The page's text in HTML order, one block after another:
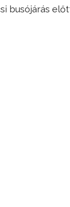
busójárás